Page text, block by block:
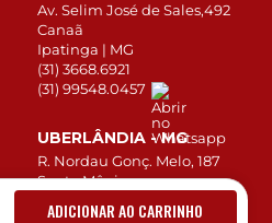
ADICIONAR AO CARRINHO
Av. Selim José de Sales,492
Canaã
Ipatinga | MG
(31) 3668.6921
(31) 99548.0457
UBERLÂNDIA - MG
R. Nordau Gonç. Melo, 187
Santa Mônica